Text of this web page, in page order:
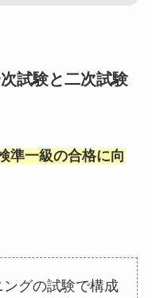
試験と二次試験
準一級の合格に向
グの試験で構成